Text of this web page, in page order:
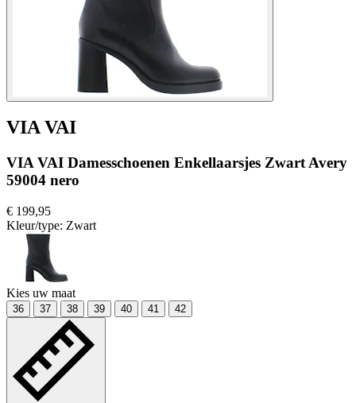
VIA VAI
VIA VAI Damesschoenen Enkellaarsjes Zwart Avery
59004 nero
€ 199,95
Kleur/type: Zwart
Kies uw maat
36 37 38 39 40 41 42